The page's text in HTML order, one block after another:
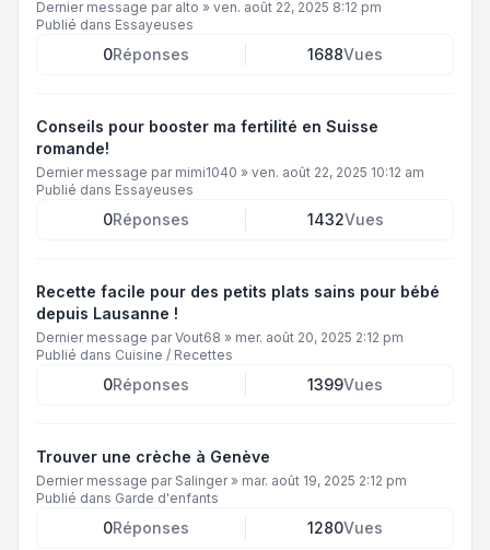
Dernier message par alto » ven. août 22, 2025 8:12 pm
Publié dans Essayeuses
0Réponses 1688Vues
Conseils pour booster ma fertilité en Suisse
romande!
Dernier message par mimi1040 » ven. août 22, 2025 10:12 am
Publié dans Essayeuses
0Réponses 1432Vues
Recette facile pour des petits plats sains pour bébé
depuis Lausanne !
Dernier message parVout68 » mer. août 20, 2025 2:12 pm
Publié dans Cuisine / Recettes
0Réponses 1399Vues
Trouver une crèche à Genève
Dernier message par Salinger» mar. août 19, 2025 2:12 pm
Publié dans Garde d'enfants
0Réponses 1280Vues